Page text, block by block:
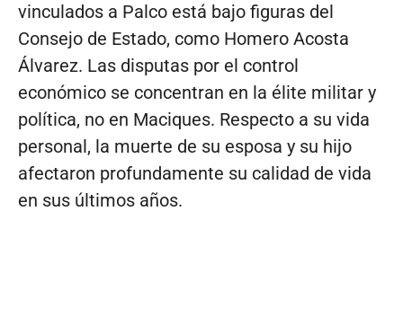
vinculados a Palco está bajo figuras del
Consejo de Estado, como Homero Acosta
Álvarez. Las disputas por el control
económico se concentran en la élite militar y
política, no en Maciques. Respecto a su vida
personal, la muerte de su esposa y su hijo
afectaron profundamente su calidad de vida
en sus últimos años.